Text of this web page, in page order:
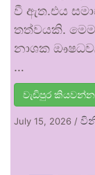
වී ඇත.එය
තත්වයකි.
නාශක
…
වැඩිපුර කියවන්න
July 15, 2026 /